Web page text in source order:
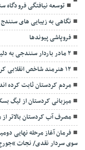
توسعه نیافتگی فرودگاه
نگاهی به زیبایی های
فروپاشی پیوندها
۲ مادر باردار سنندجی به دلیل ابتلا به کرونا جان باختند
۱۲ هنرمند شاخص انقلابی کردستان در سال ۱۴۰۰ تجلیل شدند
مردم کردستان ثابت کرده
میزبانی کردستان از لیگ
مصرف آب کردستان بالاتر
فرمان آغاز مرحله نهایی
سوی سردار نقدی/ نجات